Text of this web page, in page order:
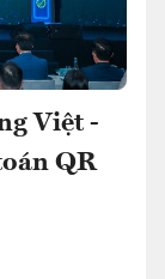
Việt -
QR